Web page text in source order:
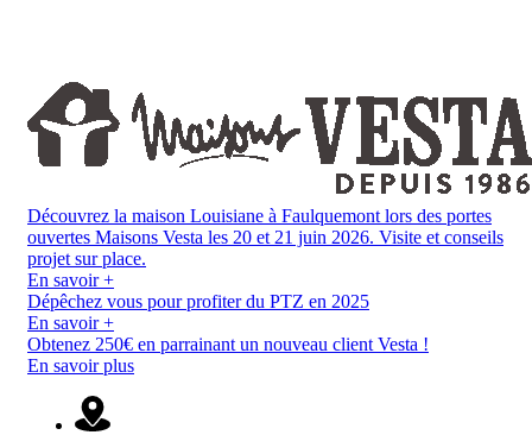
Découvrez la maison Louisiane à Faulquemont lors des portes
ouvertes Maisons Vesta les 20 et 21 juin 2026. Visite et conseils
projet sur place.
En savoir +
Dépêchez vous pour profiter du PTZ en 2025
En savoir +
Obtenez 250€ en parrainant un nouveau client Vesta !
En savoir plus